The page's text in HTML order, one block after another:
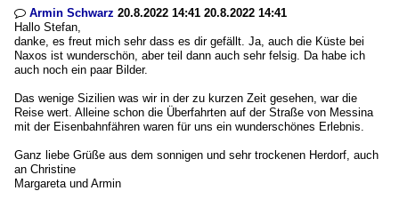
 Armin Schwarz 20.8.2022 14:41 20.8.2022 14:41
Hallo Stefan,
danke, es freut mich sehr dass es dir gefällt. Ja, auch die Küste bei
Naxos ist wunderschön, aber teil dann auch sehr felsig. Da habe ich
auch noch ein paar Bilder.
Das wenige Sizilien was wir in der zu kurzen Zeit gesehen, war die
Reise wert. Alleine schon die Überfahrten auf der Straße von Messina
mit der Eisenbahnfähren waren für uns ein wunderschönes Erlebnis.
Ganz liebe Grüße aus dem sonnigen und sehr trockenen Herdorf, auch
an Christine
Margareta und Armin